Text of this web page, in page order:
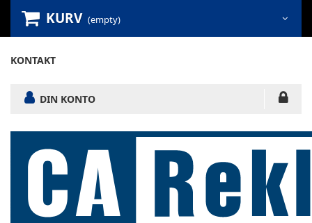
KURV (empty)
KONTAKT
DIN KONTO